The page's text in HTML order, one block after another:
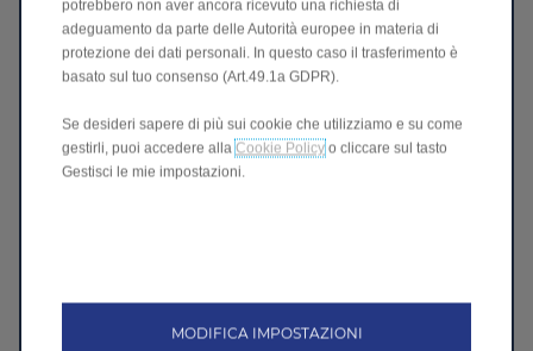
Caricabatterie wireless frontale
Ricarica lo smartphone in modalità wireless in prima fila
grazie al pad di ricarica integrato. Basta appoggiare il
potrebbero non aver ancora ricevuto una richiesta di
adeguamento da parte delle Autorità europee in materia di
protezione dei dati personali. In questo caso il trasferimento è
basato sul tuo consenso (Art.49.1a GDPR).
Se desideri sapere di più sui cookie che utilizziamo e su come
gestirli, puoi accedere alla Cookie Policy o cliccare sul tasto
Gestisci le mie impostazioni.
MODIFICA IMPOSTAZIONI